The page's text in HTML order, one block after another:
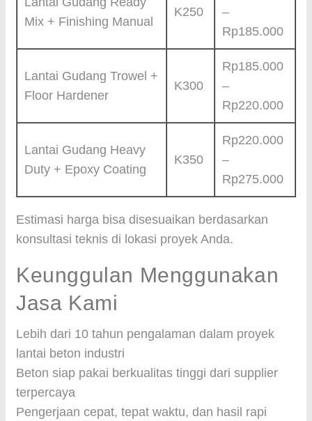
Mix + Finishing Manual
K250
–
Rp185.000
Lantai Gudang Trowel +
Floor Hardener
K300
Rp185.000
–
Rp220.000
Lantai Gudang Heavy
Duty + Epoxy Coating
K350
Rp220.000
–
Rp275.000
Estimasi harga bisa disesuaikan berdasarkan
konsultasi teknis di lokasi proyek Anda.
Keunggulan Menggunakan
Jasa Kami
Lebih dari 10 tahun pengalaman dalam proyek
lantai beton industri
Beton siap pakai berkualitas tinggi dari supplier
terpercaya
Pengerjaan cepat, tepat waktu, dan hasil rapi